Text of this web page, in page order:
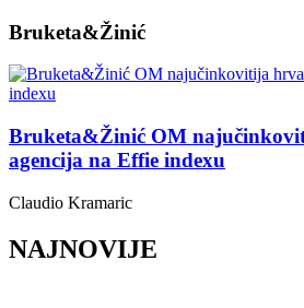
Bruketa&Žinić
Bruketa&Žinić OM
agencija na Effie indexu
Claudio Kramaric
NAJNOVIJE